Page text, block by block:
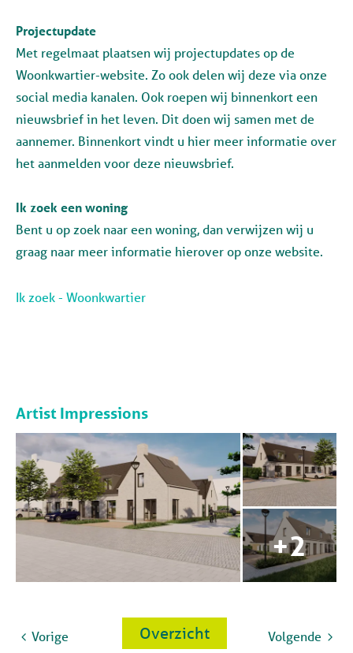
Projectupdate
Met regelmaat plaatsen wij projectupdates op de
Woonkwartier-website. Zo ook delen wij deze via onze
social media kanalen. Ook roepen wij binnenkort een
nieuwsbrief in het leven. Dit doen wij samen met de
aannemer. Binnenkort vindt u hier meer informatie over
het aanmelden voor deze nieuwsbrief.
Ik zoek een woning
Bent u op zoek naar een woning, dan verwijzen wij u
graag naar meer informatie hierover op onze website.
Ik zoek - Woonkwartier
Artist Impressions
Volgende
Overzicht
Vorige